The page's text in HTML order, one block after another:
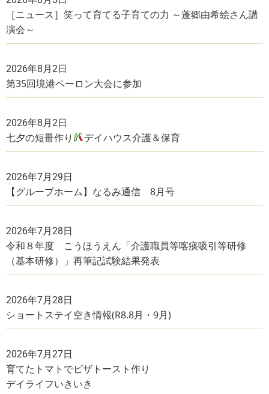
［ニュース］笑って育てる子育ての力 ～蓬郷由希絵さん講
演会～
2026年8月2日
第35回境港ペーロン大会に参加
2026年8月2日
七夕の短冊作り デイハウス介護＆保育
2026年7月29日
【グループホーム】なるみ通信 8月号
2026年7月28日
令和８年度 こうほうえん「介護職員等喀痰吸引等研修
（基本研修）」再筆記試験結果発表
2026年7月28日
ショートステイ空き情報(R8.8月・9月)
2026年7月27日
育てたトマトでピザトースト作り
デイライフいきいき